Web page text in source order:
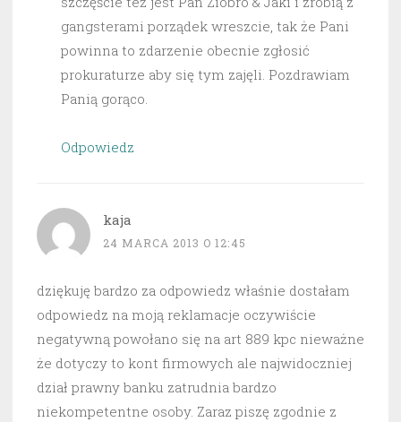
gangsterami porządek wreszcie, tak że Pani
powinna to zdarzenie obecnie zgłosić
prokuraturze aby się tym zajęli. Pozdrawiam
Panią gorąco.
Odpowiedz
kaja
24 MARCA 2013 O 12:45
dziękuję bardzo za odpowiedz właśnie dostałam
odpowiedz na moją reklamacje oczywiście
negatywną powołano się na art 889 kpc nieważne
że dotyczy to kont firmowych ale najwidoczniej
dział prawny banku zatrudnia bardzo
niekompetentne osoby. Zaraz piszę zgodnie z